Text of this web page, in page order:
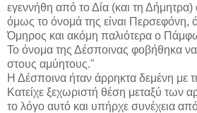
εγεννήθη από το Δία (και τη
όμως το όνομά της είναι
Όμηρος και ακόμη παλιότερα ο
Το όνομα της Δέσποινας φοβήθηκα
στους αμύητους."
Η Δέσποινα ήταν άρρηκτα δεμένη με
Κατείχε ξεχωριστή θέση μεταξύ των
το λόγο αυτό και υπήρχε συνέχεια